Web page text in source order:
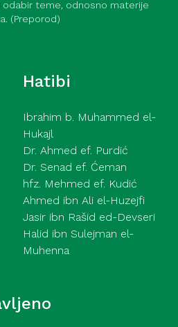
odabir teme, odnosno materije
(Preporod)
Hatibi
Ibrahim b. Muhammed el-
Hukajl
Dr. Ahmed ef. Purdić
Dr. Senad ef. Ćeman
hfz. Mehmed ef. Kudić
Ahmed ibn Ali el-Huzejfi
Jasir ibn Rašid ed-Devseri
Halid ibn Sulejman el-
Muhenna